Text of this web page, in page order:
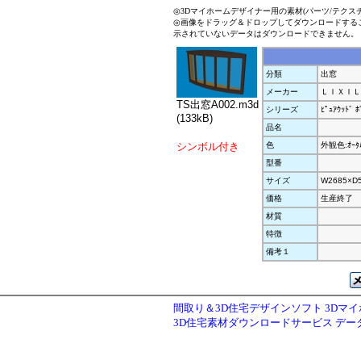
◎3Dマイホームデザイナー用の素材(パーツ/テクス
◎画像をドラッグ＆ドロップしてダウンロードす
示されていないデータはダウンロードできません。
TS出窓A002.m3d
(133kB)
シンボル付き
分類
出窓
メーカー
ＬＩＸＩＬ
シリーズ
ﾋﾟｭｱｳｯﾄﾞ
品名
色
外観色:ｵｰﾀ
型番
サイズ
価格
生産終了
材質
特徴
備考１
間取り＆3D住宅デザインソフト 3Dマ
3D住宅素材ダウンロードサービス デー